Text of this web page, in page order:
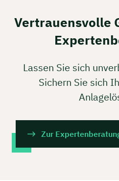
Vertrauensvolle
Lassen Sie sich
Sichern Sie sich
Zur